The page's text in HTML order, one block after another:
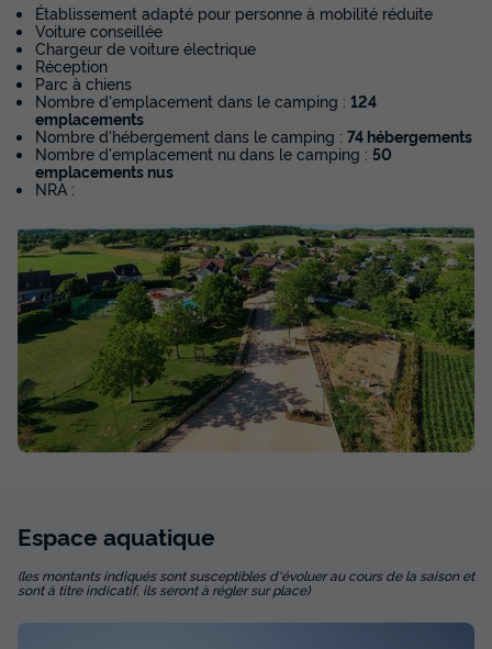
Voir les disponibilités
Hébergement 4 personnes - Tipi Insolite
Premium 2 ch. - SDB
Annulation gratuite
Adultes
4
Chambres
2
Salle de bain
1
Animaux autorisés * Cafetière
Réfrigérateur
Hébergement 4 personnes - Tipi Insolite Premium 2 ch. -
SDB
du 19/09/2026 au26/09/2026
Modifier les dates
Établissement adapté pour personne à mobilité réduite
Voiture conseillée
Chargeur de voiture électrique
Réception
Parc à chiens
Nombre d'emplacement dans le camping : 124
emplacements
Nombre d'hébergement dans le camping : 74 hébergements
Nombre d'emplacement nu dans le camping : 50
emplacements nus
NRA :
Voir la carte
Espace aquatique
(les montants indiqués sont susceptibles d'évoluer au cours de la saison et
sont à titre indicatif, ils seront à régler sur place)